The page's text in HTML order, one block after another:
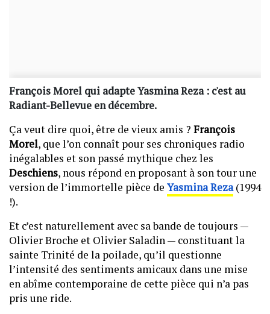
François Morel qui adapte Yasmina Reza : c'est au
Radiant-Bellevue en décembre.
Ça veut dire quoi, être de vieux amis ? François
Morel, que l’on connaît pour ses chroniques radio
inégalables et son passé mythique chez les
Deschiens, nous répond en proposant à son tour une
version de l’immortelle pièce de Yasmina Reza(1994
!).
Et c’est naturellement avec sa bande de toujours —
Olivier Broche et Olivier Saladin — constituant la
sainte Trinité de la poilade, qu’il questionne
l’intensité des sentiments amicaux dans une mise
en abîme contemporaine de cette pièce qui n’a pas
pris une ride.